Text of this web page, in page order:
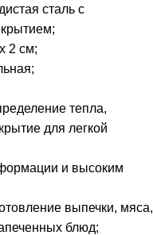
сталь с
2 см;
тепла,
для легкой
и высоким
выпечки, мяса,
блюд;